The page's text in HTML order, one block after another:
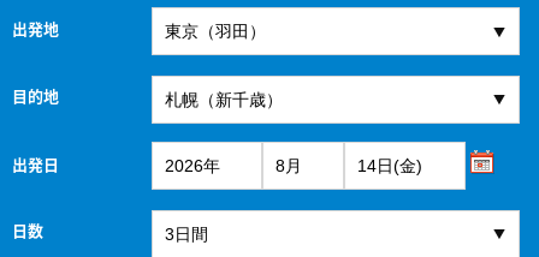
出発地
目的地
出発日
日数